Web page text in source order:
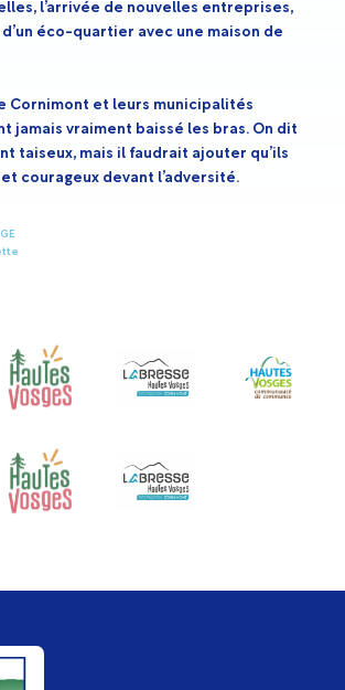
l’arrivée de nouvelles entreprises,
éco-quartier avec une maison de
Cornimont et leurs municipalités
jamais vraiment baissé les bras. On dit
taiseux, mais il faudrait ajouter qu’ils
courageux devant l’adversité.